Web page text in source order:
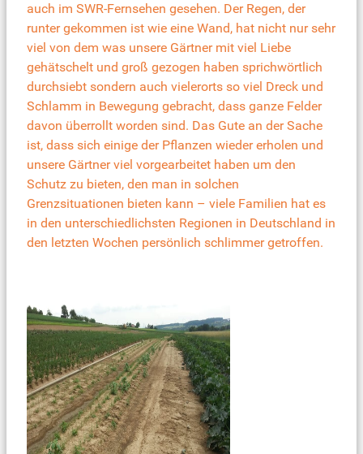
auch im SWR-Fernsehen gesehen. Der Regen, der
runter gekommen ist wie eine Wand, hat nicht nur sehr
viel von dem was unsere Gärtner mit viel Liebe
gehätschelt und groß gezogen haben sprichwörtlich
durchsiebt sondern auch vielerorts so viel Dreck und
Schlamm in Bewegung gebracht, dass ganze Felder
davon überrollt worden sind. Das Gute an der Sache
ist, dass sich einige der Pflanzen wieder erholen und
unsere Gärtner viel vorgearbeitet haben um den
Schutz zu bieten, den man in solchen
Grenzsituationen bieten kann – viele Familien hat es
in den unterschiedlichsten Regionen in Deutschland in
den letzten Wochen persönlich schlimmer getroffen.